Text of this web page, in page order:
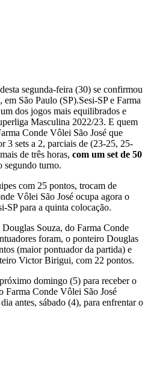
segunda-feira (30) se confirmou
São Paulo (SP).Sesi-SP e Farma
dos jogos mais equilibrados e
Masculina 2022/23. E quem
Conde Vôlei São José que
3 sets a 2, parciais de (23-25, 25-
de três horas, com um set de 50
segundo turno.
com 25 pontos, trocam de
Vôlei São José ocupa agora o
SP para a quinta colocação.
Souza, do Farma Conde
foram, o ponteiro Douglas
(maior pontuador da partida) e
Victor Birigui, com 22 pontos.
domingo (5) para receber o
Farma Conde Vôlei São José
antes, sábado (4), para enfrentar o